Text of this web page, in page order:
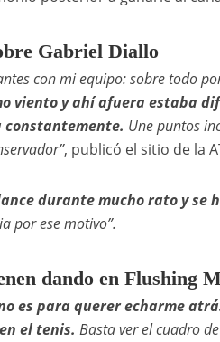
Gabriel Diallo
con mi equipo: sobre todo
viento y ahí afuera estaba
constantemente. Une puntos
, publicó el sitio de la
durante mucho rato y
por ese motivo”.
dando en Flushing
es para querer echarme
el tenis. Basta ver el cuadro